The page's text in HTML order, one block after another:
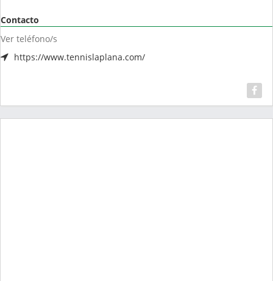
Contacto
Ver teléfono/s
https://www.tennislaplana.com/